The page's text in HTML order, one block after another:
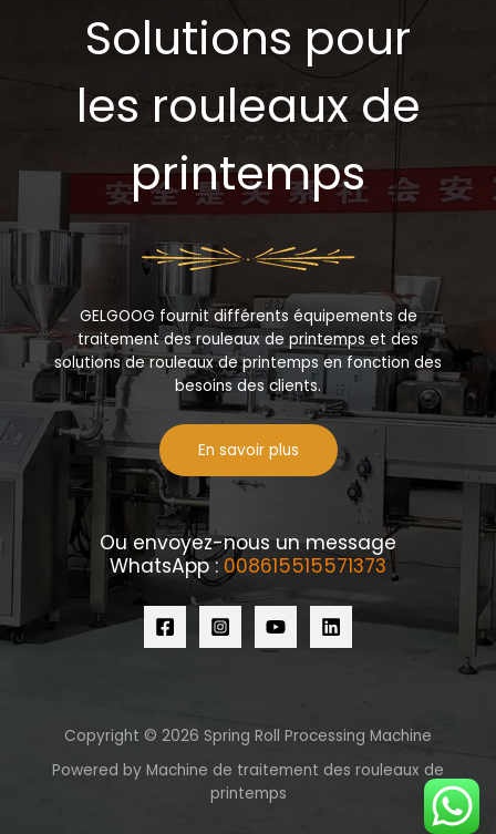
Solutions pour
les rouleaux de
printemps
GELGOOG fournit différents équipements de
traitement des rouleaux de printemps et des
solutions de rouleaux de printemps en fonction des
besoins des clients.
En savoir plus
Ou envoyez-nous un message
WhatsApp : 008615515571373
Copyright © 2026 Spring Roll Processing Machine
Powered by Machine de traitement des rouleaux de
printemps